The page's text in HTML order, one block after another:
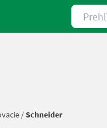
/Schneider